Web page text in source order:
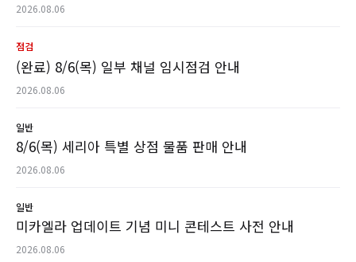
2026.08.06
점검
(완료) 8/6(목) 일부 채널 임시점검 안내
2026.08.06
일반
8/6(목) 세리아 특별 상점 물품 판매 안내
2026.08.06
일반
미카엘라 업데이트 기념 미니 콘테스트 사전 안내
2026.08.06